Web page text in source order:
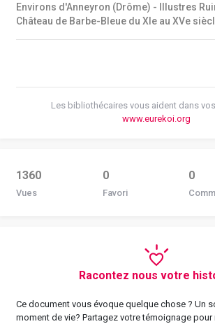
Environs d'Anneyron (Drôme) - Illustres
Château de Barbe-Bleue du XIe au XVe
Les bibliothécaires vous aident dans
www.eurekoi.org
1360
Vues
0
Favori
0
Racontez nous votre
Ce document vous évoque quelque chose ? Un
moment de vie? Partagez votre témoignage